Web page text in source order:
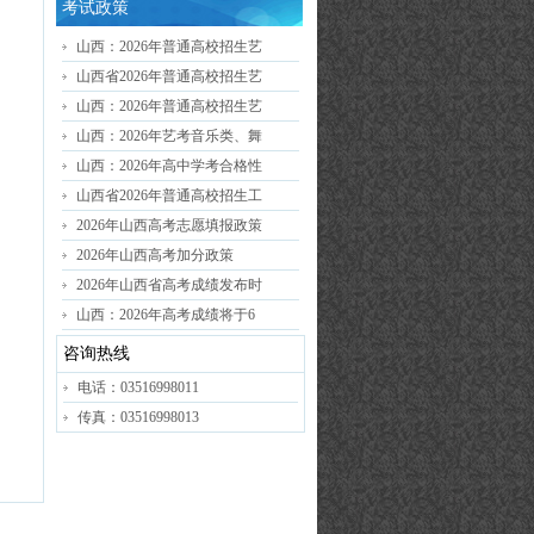
考试政策
山西：2026年普通高校招生艺
山西省2026年普通高校招生艺
山西：2026年普通高校招生艺
山西：2026年艺考音乐类、舞
山西：2026年高中学考合格性
山西省2026年普通高校招生工
2026年山西高考志愿填报政策
2026年山西高考加分政策
2026年山西省高考成绩发布时
山西：2026年高考成绩将于6
咨询热线
电话：03516998011
传真：03516998013